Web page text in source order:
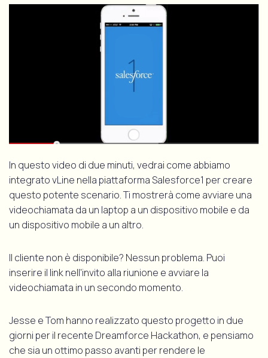
In questo video di due minuti, vedrai come abbiamo
integrato vLine nella piattaforma Salesforce1 per creare
questo potente scenario. Ti mostrerà come avviare una
videochiamata da un laptop a un dispositivo mobile e da
un dispositivo mobile a un altro.
Il cliente non è disponibile? Nessun problema. Puoi
inserire il link nell'invito alla riunione e avviare la
videochiamata in un secondo momento.
Jesse e Tom hanno realizzato questo progetto in due
giorni per il recente Dreamforce Hackathon, e pensiamo
che sia un ottimo passo avanti per rendere le